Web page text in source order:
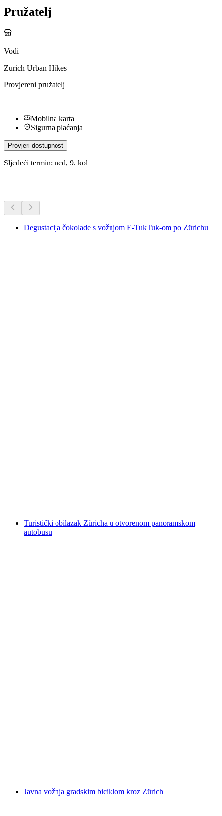
Pružatelj
Vodi
Zurich Urban Hikes
Provjereni pružatelj
Mobilna karta
Sigurna plaćanja
Provjeri dostupnost
Sljedeći termin: ned, 9. kol
Degustacija čokolade s vožnjom E-TukTuk-om po Zürichu
Turistički obilazak Züricha u otvorenom panoramskom
autobusu
Javna vožnja gradskim biciklom kroz Zürich